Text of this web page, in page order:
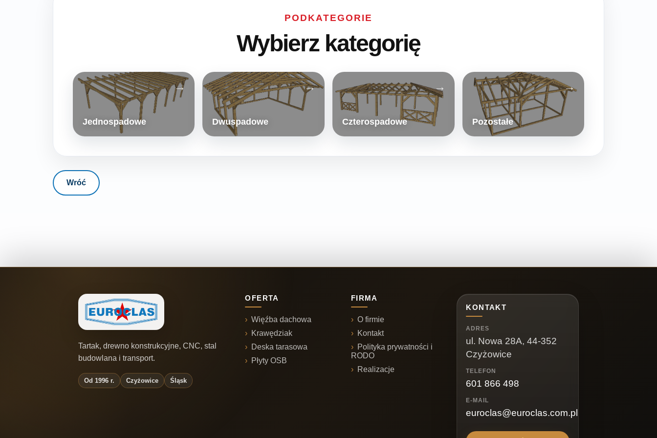
PODKATEGORIE
Wybierz kategorię
Jednospadowe Dwuspadowe Czterospadowe Pozostałe
Wróć
Tartak, drewno konstrukcyjne, CNC, stal
budowlana i transport.
Od 1996 r. Czyżowice Śląsk
OFERTA
Więźba dachowa
Krawędziak
Deska tarasowa
Płyty OSB
FIRMA
O firmie
Kontakt
Polityka prywatności i
RODO
Realizacje
KONTAKT
ADRES
ul. Nowa 28A, 44-352
Czyżowice
TELEFON
601 866 498
E-MAIL
euroclas@euroclas.com.pl